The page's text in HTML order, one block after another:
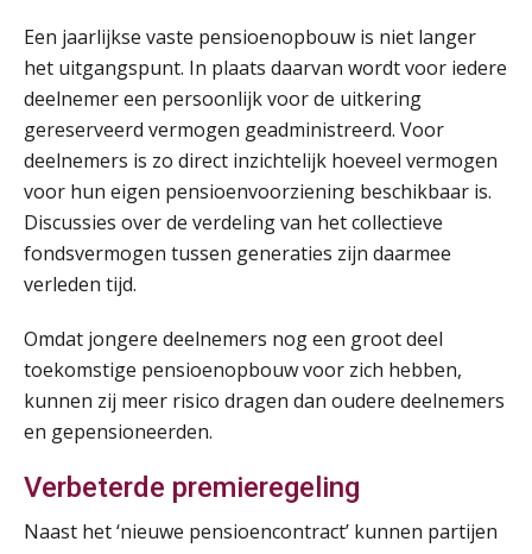
Een jaarlijkse vaste pensioenopbouw is niet langer
het uitgangspunt. In plaats daarvan wordt voor iedere
deelnemer een persoonlijk voor de uitkering
gereserveerd vermogen geadministreerd. Voor
deelnemers is zo direct inzichtelijk hoeveel vermogen
voor hun eigen pensioenvoorziening beschikbaar is.
Discussies over de verdeling van het collectieve
fondsvermogen tussen generaties zijn daarmee
verleden tijd.
Omdat jongere deelnemers nog een groot deel
toekomstige pensioenopbouw voor zich hebben,
kunnen zij meer risico dragen dan oudere deelnemers
en gepensioneerden.
Verbeterde premieregeling
Naast het ‘nieuwe pensioencontract’ kunnen partijen